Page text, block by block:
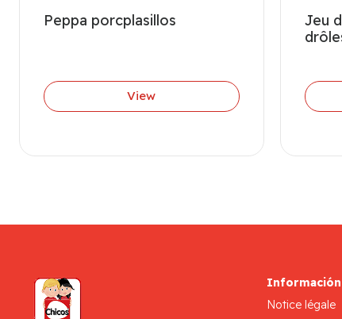
Peppa porcplasillos
View
Jeu
Información
Notice légale